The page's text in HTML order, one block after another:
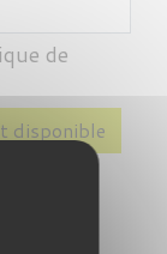
de
disponible